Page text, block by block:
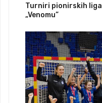
Turniri pionirskih
„Venomu”